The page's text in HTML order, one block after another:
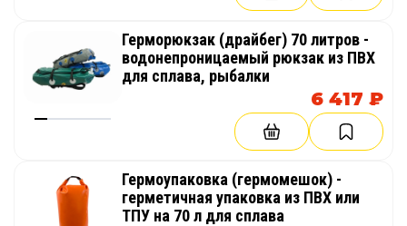
Герморюкзак (драйбег) 70 литров -
водонепроницаемый рюкзак из ПВХ
для сплава, рыбалки
6 417 ₽
Гермоупаковка (гермомешок) -
герметичная упаковка из ПВХ или
ТПУ на 70 л для сплава